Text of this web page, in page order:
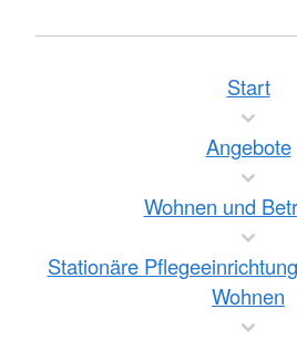
Start
Angebote
Wohnen und
Stationäre
Wohnen